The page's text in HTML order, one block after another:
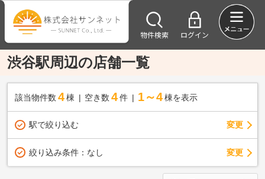
物件検索 ログイン
渋谷駅周辺の店舗一覧
該当物件数 4棟 空き数 4 件 1～4 棟を表示
駅で絞り込む 変更
絞り込み条件： なし 変更